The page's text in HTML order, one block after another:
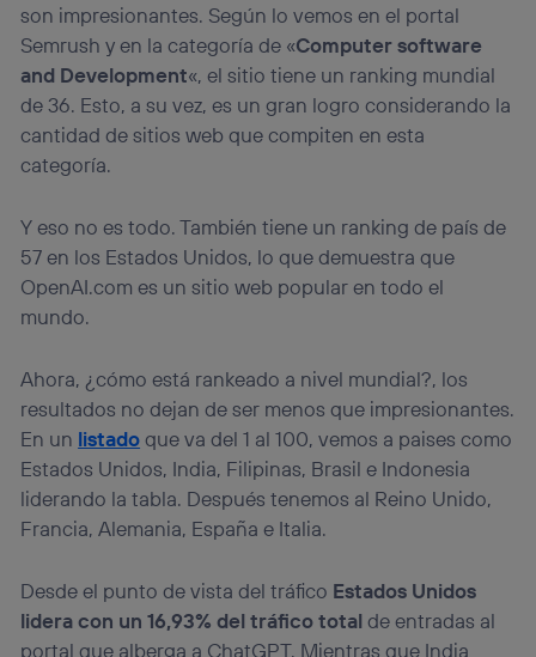
son impresionantes. Según lo vemos en el portal
Semrush y en la categoría de «Computer software
and Development«, el sitio tiene un ranking mundial
de 36. Esto, a su vez, es un gran logro considerando la
cantidad de sitios web que compiten en esta
categoría.
Y eso no es todo. También tiene un ranking de país de
57 en los Estados Unidos, lo que demuestra que
OpenAI.com es un sitio web popular en todo el
mundo.
Ahora, ¿cómo está rankeado a nivel mundial?, los
resultados no dejan de ser menos que impresionantes.
En un listadoque va del 1 al 100, vemos a paises como
Estados Unidos, India, Filipinas, Brasil e Indonesia
liderando la tabla. Después tenemos al Reino Unido,
Francia, Alemania, España e Italia.
Desde el punto de vista del tráfico Estados Unidos
lidera con un 16,93% del tráfico totalde entradas al
portal que alberga a ChatGPT. Mientras que India